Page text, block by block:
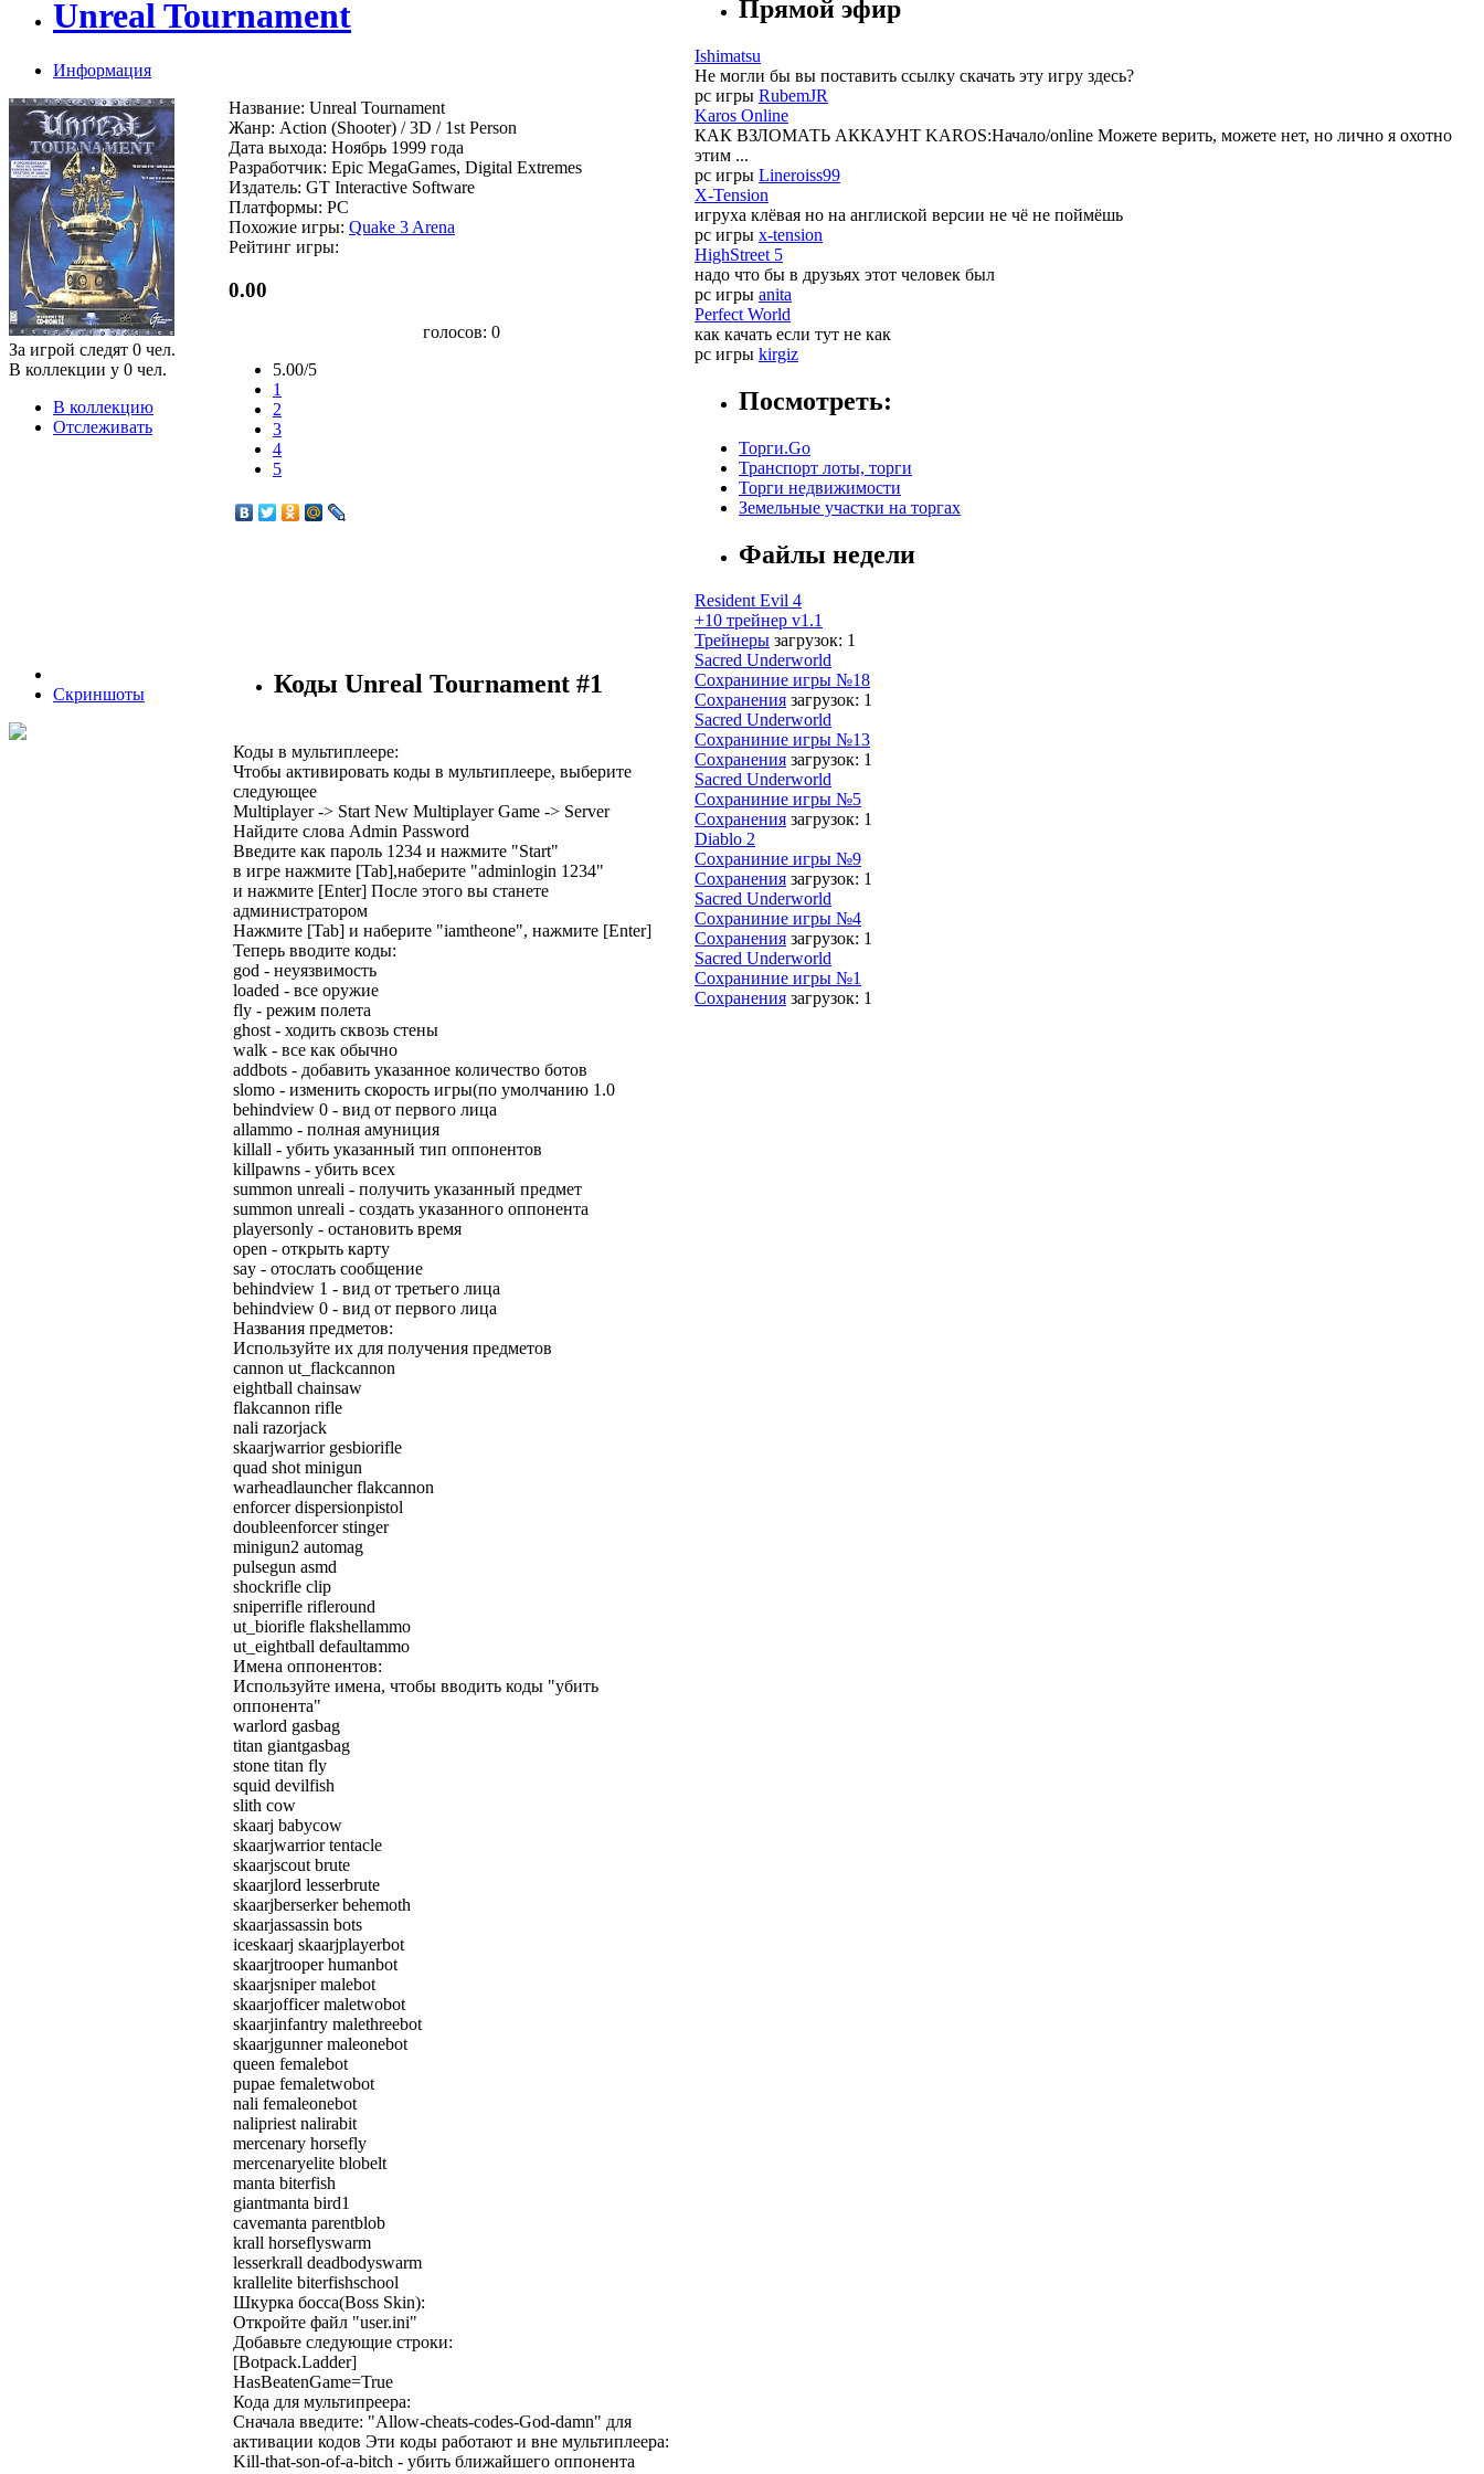
Unreal Tournament
Информация
За игрой следят 0 чел.
В коллекции у 0 чел.
В коллекцию
Отслеживать
Название: Unreal Tournament
Жанр: Action (Shooter) / 3D / 1st Person
Дата выхода: Ноябрь 1999 года
Разработчик: Epic MegaGames, Digital Extremes
Издатель: GT Interactive Software
Платформы: PC
Похожие игры: Quake 3 Arena
Рейтинг игры:
0.00
голосов: 0
5.00/5
1
2
3
4
5
Скриншоты Коды Unreal Tournament #1
Коды в мультиплеере:
Чтобы активировать коды в мультиплеере, выберите
следующее
Multiplayer -> Start New Multiplayer Game -> Server
Найдите слова Admin Password
Введите как пароль 1234 и нажмите "Start"
в игре нажмите [Tab],наберите "adminlogin 1234"
и нажмите [Enter] После этого вы станете
администратором
Нажмите [Tab] и наберите "iamtheone", нажмите [Enter]
Теперь вводите коды:
god - неуязвимость
loaded - все оружие
fly - режим полета
ghost - ходить сквозь стены
walk - все как обычно
addbots - добавить указанное количество ботов
slomo - изменить скорость игры(по умолчанию 1.0
behindview 0 - вид от первого лица
allammo - полная амуниция
killall - убить указанный тип оппонентов
killpawns - убить всех
summon unreali - получить указанный предмет
summon unreali - создать указанного оппонента
playersonly - остановить время
open - открыть карту
say - отослать сообщение
behindview 1 - вид от третьего лица
behindview 0 - вид от первого лица
Названия предметов:
Используйте их для получения предметов
cannon ut_flackcannon
eightball chainsaw
flakcannon rifle
nali razorjack
skaarjwarrior gesbiorifle
quad shot minigun
warheadlauncher flakcannon
enforcer dispersionpistol
doubleenforcer stinger
minigun2 automag
pulsegun asmd
shockrifle clip
sniperrifle rifleround
ut_biorifle flakshellammo
ut_eightball defaultammo
Имена оппонентов:
Используйте имена, чтобы вводить коды "убить
оппонента"
warlord gasbag
titan giantgasbag
stone titan fly
squid devilfish
slith cow
skaarj babycow
skaarjwarrior tentacle
skaarjscout brute
skaarjlord lesserbrute
skaarjberserker behemoth
skaarjassassin bots
iceskaarj skaarjplayerbot
skaarjtrooper humanbot
skaarjsniper malebot
skaarjofficer maletwobot
skaarjinfantry malethreebot
skaarjgunner maleonebot
queen femalebot
pupae femaletwobot
nali femaleonebot
nalipriest nalirabit
mercenary horsefly
mercenaryelite blobelt
manta biterfish
giantmanta bird1
cavemanta parentblob
krall horseflyswarm
lesserkrall deadbodyswarm
krallelite biterfishschool
Шкурка босса(Boss Skin):
Откройте файл "user.ini"
Добавьте следующие строки:
[Botpack.Ladder]
HasBeatenGame=True
Кода для мультипреера:
Сначала введите: "Allow-cheats-codes-God-damn" для
активации кодов Эти коды работают и вне мультиплеера:
Kill-that-son-of-a-bitch - убить ближайшего оппонента
Прямой эфир
Ishimatsu
Не могли бы вы поставить ссылку скачать эту игру здесь?
pc игры RubemJR
Karos Online
КАК ВЗЛОМАТЬ АККАУНТ KAROS:Начало/online Можете верить, можете нет, но лично я охотно
этим ...
pc игры Lineroiss99
X-Tension
игруха клёвая но на англиской версии не чё не поймёшь
pc игры x-tension
HighStreet 5
надо что бы в друзьях этот человек был
pc игры anita
Perfect World
как качать если тут не как
pc игры kirgiz
Посмотреть:
Торги.Go
Транспорт лоты, торги
Торги недвижимости
Земельные участки на торгах
Файлы недели
Resident Evil 4
+10 трейнер v1.1
Трейнеры загрузок: 1
Sacred Underworld
Сохраниние игры №18
Сохранения загрузок: 1
Sacred Underworld
Сохраниние игры №13
Сохранения загрузок: 1
Sacred Underworld
Сохраниние игры №5
Сохранения загрузок: 1
Diablo 2
Сохраниние игры №9
Сохранения загрузок: 1
Sacred Underworld
Сохраниние игры №4
Сохранения загрузок: 1
Sacred Underworld
Сохраниние игры №1
Сохранения загрузок: 1